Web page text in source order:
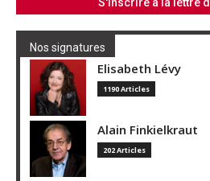
Nos signatures
Elisabeth Lévy
1190 Articles
Alain Finkielkraut
202 Articles